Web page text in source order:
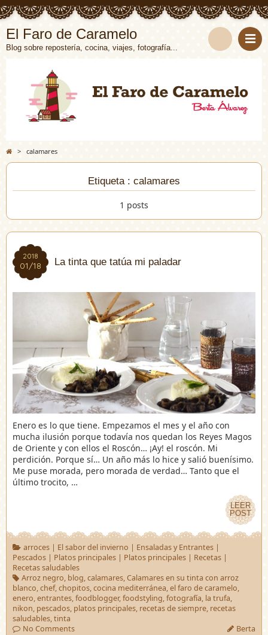
El Faro de Caramelo
Blog sobre repostería, cocina, viajes, fotografía...
> calamares
Etiqueta : calamares
1 posts
2018
01/18
2018
01/18 La tinta que tatúa mi paladar
Enero es lo que tiene. Empezamos el mes y el año con
mucha ilusión porque todavía nos quedan los Reyes Magos
de Oriente y con ellos el Roscón… ¡Ay! el roscón. Mi
perdición. Porque sí… Un año más lo hice y salió buenísimo.
Me puse morada, pero morada de verdad… Tanto que el
último trocito, …
LEER
POST
LEER
POST
arroces| El sabor del invierno | Ensaladas y Entrantes|
Pescados | Platos principales | Platos principales | Recetas |
Recetas saludables
Arroz negro, blog,calamares,Calamares en su tinta con arroz
blanco,chef,chopitos,cocina mediterránea,el faro de caramelo,
enero,entrantes,foodblogger,foodstyling,fotografía, la trufa,
nikon, pescados, platos principales, recetas de siempre, recetas
saludables,tinta
No Comments
Berta